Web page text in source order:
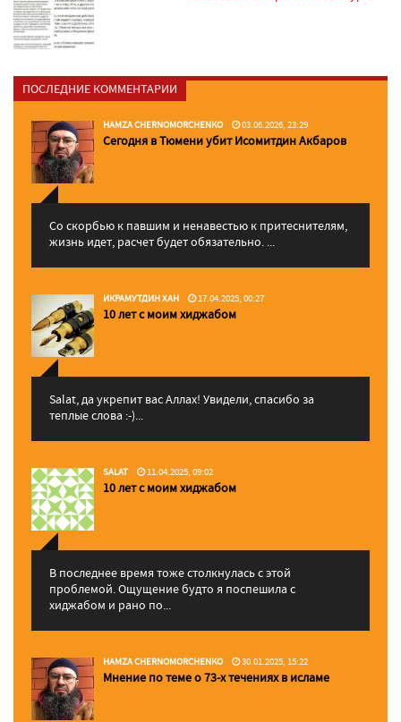
ПОСЛЕДНИЕ КОММЕНТАРИИ
HAMZA CHERNOMORCHENKO 03.06.2026, 23:29
Сегодня в Тюмени убит Исомитдин Акбаров
Со скорбью к павшим и ненавестью к притеснителям,
жизнь идет, расчет будет обязательно. ...
ИКРАМУТДИН ХАН 17.04.2025, 00:27
10 лет с моим хиджабом
Salat, да укрепит вас Аллаx! Увидели, спасибо за
теплые слова :-)...
SALAT 11.04.2025, 09:02
10 лет с моим хиджабом
В последнее время тоже столкнулась с этой
проблемой. Ощущение будто я поспешила с
хиджабом и рано по...
HAMZA CHERNOMORCHENKO 30.01.2025, 15:22
Мнение по теме о 73-х течениях в исламе